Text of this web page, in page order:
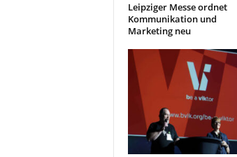
Leipziger Messe ordnet
Kommunikation und
Marketing neu